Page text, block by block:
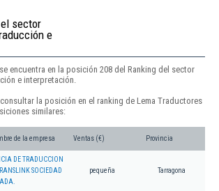
sector
e
encuentra en la posición 208 del Ranking del sector
e interpretación.
la posición en el ranking de Lema Traductores
similares:
de la empresa Ventas (€) Provincia
DE TRADUCCION
SOCIEDAD
pequeña Tarragona